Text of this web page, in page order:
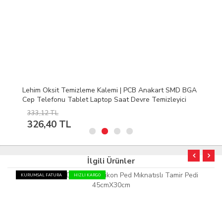
Lehim Oksit Temizleme Kalemi | PCB Anakart SMD BGA
Cep Telefonu Tablet Laptop Saat Devre Temizleyici
333,12 TL
326,40 TL
İlgili Ürünler
KURUMSAL FATURA HIZLI KARGO